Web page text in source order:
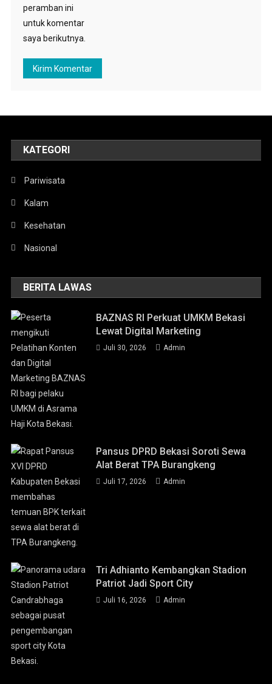
peramban ini
untuk komentar
saya berikutnya.
KATEGORI
Pariwisata
Kalam
Kesehatan
Nasional
BERITA LAWAS
BAZNAS RI Perkuat UMKM Bekasi
Lewat Digital Marketing
Juli 30, 2026 Admin
Pansus DPRD Bekasi Soroti Sewa
Alat Berat TPA Burangkeng
Juli 17, 2026 Admin
Tri Adhianto Kembangkan Stadion
Patriot Jadi Sport City
Juli 16, 2026 Admin